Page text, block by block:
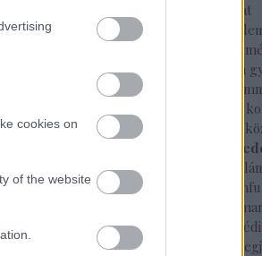
cookies on
of the website
kapcsolat
kapcsolatépítés
kiérdemelt
kiküldés kisvállalat
klapka
koczka máté
kommunikáció
koronavírus
közösségi média
külföldi
különbség különleges
liszt ferenc tér
marketing terv
médiahack médiahekk